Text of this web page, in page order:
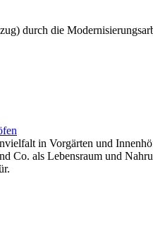
durch die
in Vorgärten und
Co. als Lebensraum und